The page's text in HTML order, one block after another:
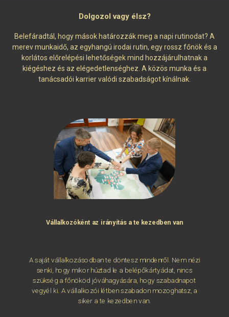
Dolgozol vagy élsz?
Belefáradtál, hogy mások határozzák meg a napi rutinodat? A
merev munkaidő, az egyhangú irodai rutin, egy rossz főnök és a
korlátos előrelépési lehetőségek mind hozzájárulhatnak a
kiégéshez és az elégedetlenséghez. A közös munka és a
tanácsadói karrier valódi szabadságot kínálnak.
Vállalkozóként az irányítás a te kezedben van
A saját vállalkozásodban te döntesz mindenről. Nem nézi
senki, hogy mikor húztad le a belépőkártyádat, nincs
szükség a főnököd jóváhagyására, hogy szabadnapot
vegyél ki. A vállalkozói létben szabadon mozoghatsz, a
siker a te kezedben van.